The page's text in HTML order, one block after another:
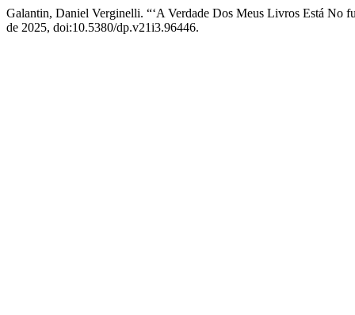
Galantin, Daniel Verginelli. “‘A Verdade Dos Meus Livros Está No
de 2025, doi:10.5380/dp.v21i3.96446.